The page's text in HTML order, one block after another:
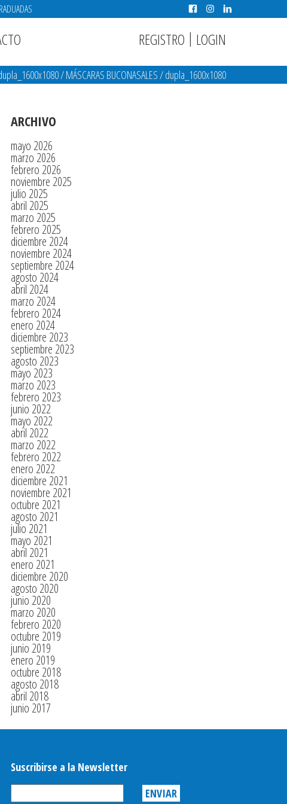
REGISTRO | LOGIN
/MÁSCARAS BUCONASALES/dupla_1600x1080
ARCHIVO
mayo 2026
marzo 2026
febrero 2026
noviembre 2025
julio 2025
abril 2025
marzo 2025
febrero 2025
diciembre 2024
noviembre 2024
septiembre 2024
agosto 2024
abril 2024
marzo 2024
febrero 2024
enero 2024
diciembre 2023
septiembre 2023
agosto 2023
mayo 2023
marzo 2023
febrero 2023
junio 2022
mayo 2022
abril 2022
marzo 2022
febrero 2022
enero 2022
diciembre 2021
noviembre 2021
octubre 2021
agosto 2021
julio 2021
mayo 2021
abril 2021
enero 2021
diciembre 2020
agosto 2020
junio 2020
marzo 2020
febrero 2020
octubre 2019
junio 2019
enero 2019
octubre 2018
agosto 2018
abril 2018
junio 2017
Suscribirse a la Newsletter